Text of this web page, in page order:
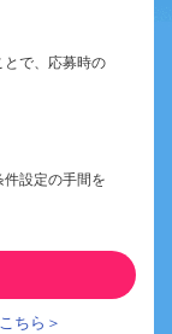
とで、応募時の
設定の手間を
ちら＞